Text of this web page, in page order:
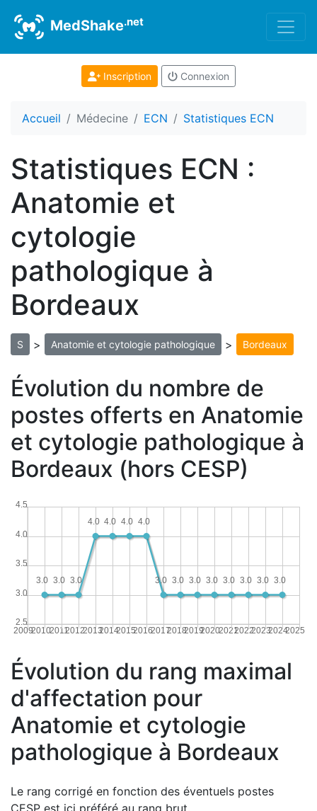
MedShake.net
Inscription Connexion
Accueil Médecine ECN Statistiques ECN
Statistiques ECN :
Anatomie et
cytologie
pathologique à
Bordeaux
S > Anatomie et cytologie pathologique > Bordeaux
Évolution du nombre de
postes offerts en Anatomie
et cytologie pathologique à
Bordeaux (hors CESP)
20092010201120122013201420152016201720182019202020212022202320242025
2.5
3.0
3.5
4.0
4.5
3.0
3.0
3.0
3.0
3.0
3.0
3.0
3.0
4.0
4.0
4.0
4.0
3.0
3.0
3.0
Évolution du rang maximal
d'affectation pour
Anatomie et cytologie
pathologique à Bordeaux
Le rang corrigé en fonction des éventuels postes
CESP est ici préféré au rang brut.